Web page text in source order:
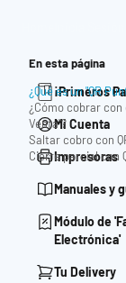
¡Primeros
Mi Cuenta
Impresoras
Manuales y
Módulo de
Electrónica'
Tu Delivery
En esta página
¿Qué es un "QR
¿Cómo cobrar con
Venta"?
Saltar cobro con
Cierre parcial con